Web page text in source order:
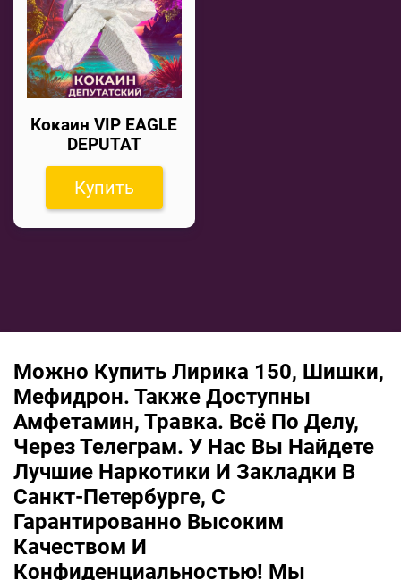
Кокаин VIP EAGLE
DEPUTAT
Купить
Можно Купить Лирика 150, Шишки,
Мефидрон. Также Доступны
Амфетамин, Травка. Всё По Делу,
Через Телеграм. У Нас Вы Найдете
Лучшие Наркотики И Закладки В
Санкт-Петербурге, С
Гарантированно Высоким
Качеством И
Конфиденциальностью! Мы